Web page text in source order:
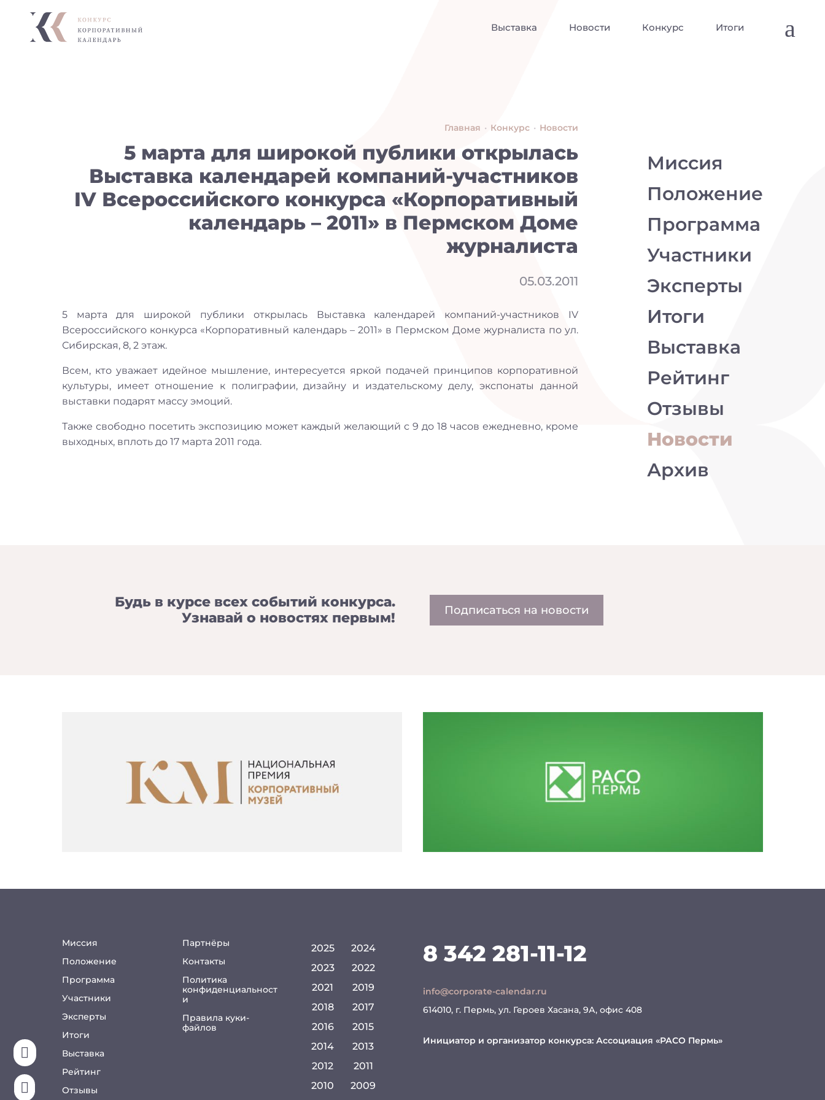
a
Итоги
Конкурс
Новости
Выставка
Новости
•
Конкурс
•
Главная
5 марта для широкой публики открылась
Выставка календарей компаний-участников
IV Всероссийского конкурса «Корпоративный
календарь – 2011» в Пермском Доме
журналиста
05.03.2011
5 марта для широкой публики открылась Выставка календарей компаний-участников IV
Всероссийского конкурса «Корпоративный календарь – 2011» в Пермском Доме журналиста по ул.
Сибирская, 8, 2 этаж.
Всем, кто уважает идейное мышление, интересуется яркой подачей принципов корпоративной
культуры, имеет отношение к полиграфии, дизайну и издательскому делу, экспонаты данной
выставки подарят массу эмоций.
Также свободно посетить экспозицию может каждый желающий с 9 до 18 часов ежедневно, кроме
выходных, вплоть до 17 марта 2011 года.
Миссия
Положение
Программа
Участники
Эксперты
Итоги
Выставка
Рейтинг
Отзывы
Новости
Архив


Будь в курсе всех событий конкурса.
Узнавай о новостях первым!
Подписаться на новости
Миссия
Положение
Программа
Участники
Эксперты
Итоги
Выставка
Рейтинг
Отзывы
Партнёры
Контакты
Политика
конфиденциальност
и
Правила куки-
файлов
2025
2024
2023
2022
2021
2019
2018
2017
2016
2015
2014
2013
2012
2011
2010
2009
8 342 281-11-12
info@corporate-calendar.ru
614010, г. Пермь, ул. Героев Хасана, 9А, офис 408
Инициатор и организатор конкурса:Ассоциация «РАСО Пермь»